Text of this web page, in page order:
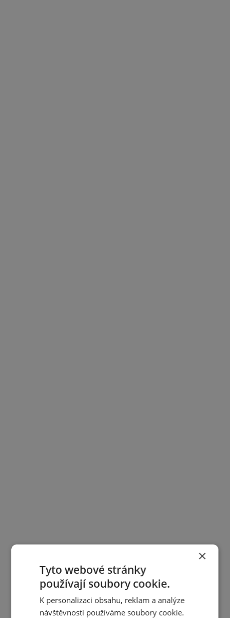
×
Tyto webové stránky
používají soubory cookie.
K personalizaci obsahu, reklam a analýze
návštěvnosti používáme soubory cookie.